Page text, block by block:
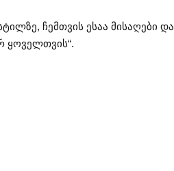
ჩემთვის ესაა მისაღები და
ყოველთვის“.